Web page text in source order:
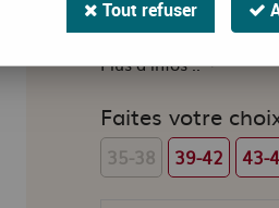
Tropical et joyeux The
Plus d'infos ..
Faites votre
35-38 39-42 43-
Tout refuser